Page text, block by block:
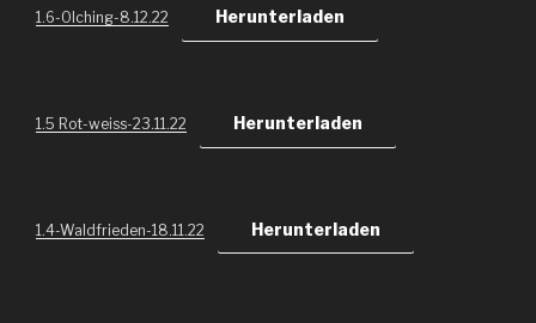
1.6-Olching-8.12.22 Herunterladen
1.5 Rot-weiss-23.11.22 Herunterladen
1.4-Waldfrieden-18.11.22 Herunterladen